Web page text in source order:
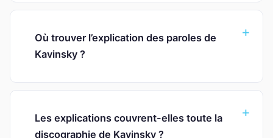
Où trouver l’explication des paroles de
Kavinsky ?
Les explications couvrent-elles toute la
discographie de Kavinsky ?